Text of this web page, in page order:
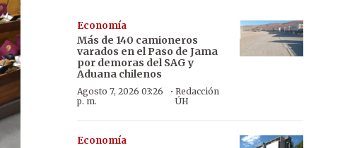
Economía
Más de 140 camioneros
varados en el Paso de Jama
por demoras del SAG y
Aduana chilenos
Agosto 7, 2026 03:26
p. m.
·Redacción
ÚH
Economía